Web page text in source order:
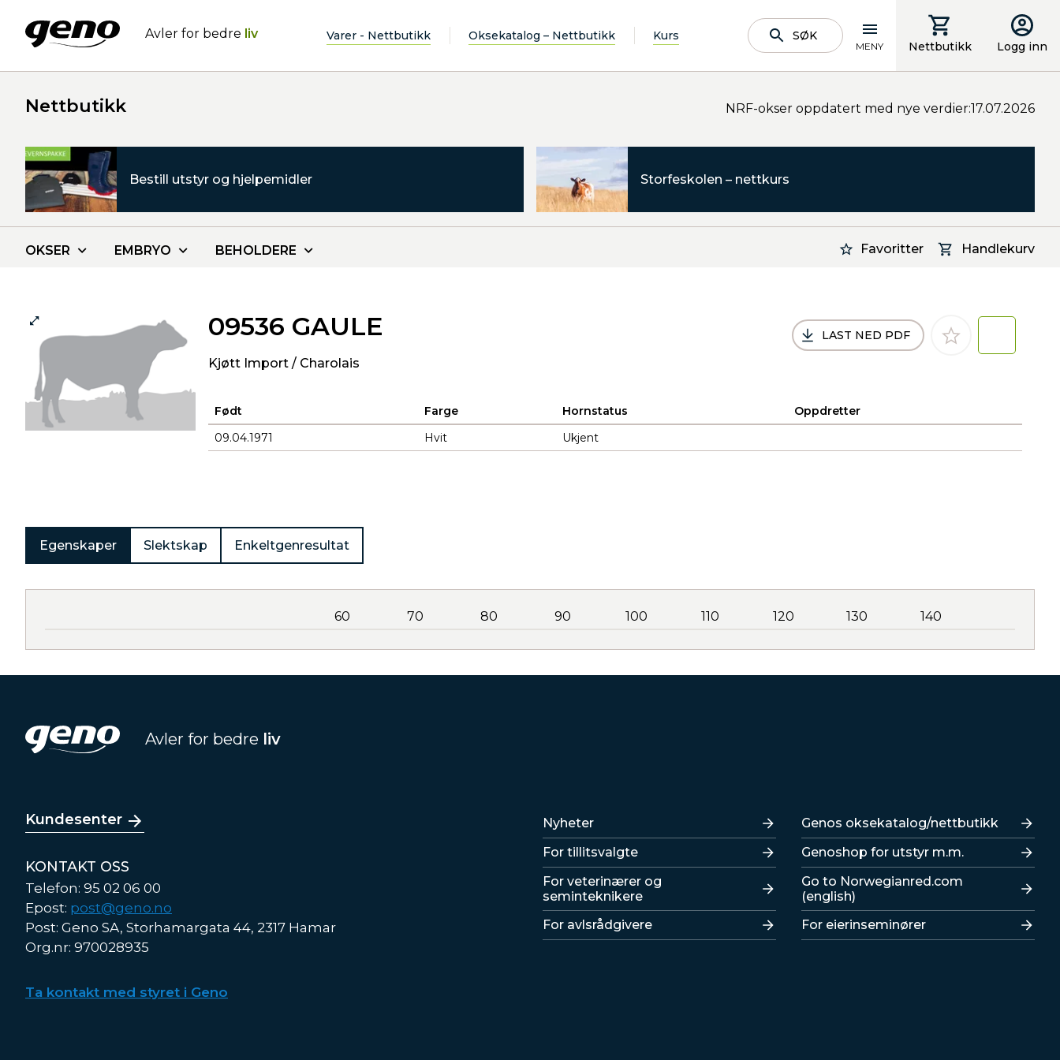
Avler for bedre liv Varer - Nettbutikk Oksekatalog – Nettbutikk Kurs SØK
MENY Nettbutikk Logg inn
Nettbutikk NRF-okser oppdatert med nye verdier:17.07.2026
Bestill utstyr og hjelpemidler Storfeskolen – nettkurs
Favoritter Handlekurv
OKSER EMBRYO BEHOLDERE
09536 GAULE
Kjøtt Import / Charolais
LAST NED PDF
Født Farge Hornstatus
Oppdretter
09.04.1971
Hvit Ukjent
Egenskaper Slektskap Enkeltgenresultat
60 70 80 90 100 110 120 130 140
Avler for bedre liv
Kundesenter
KONTAKT OSS
Telefon: 95 02 06 00
Epost: post@geno.no
Post: Geno SA, Storhamargata 44, 2317 Hamar
Org.nr: 970028935
Ta kontakt med styret i Geno
Lenker
Nyheter
For tillitsvalgte
For veterinærer og
seminteknikere
For avlsrådgivere
Lenker
Genos oksekatalog/nettbutikk
Genoshop for utstyr m.m.
Go to Norwegianred.com
(english)
For eierinseminører